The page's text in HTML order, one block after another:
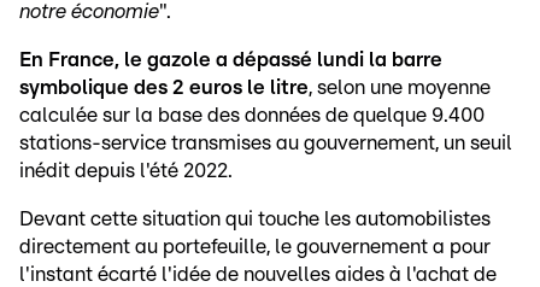
notre économie".
En France, le gazole a dépassé lundi la barre
symbolique des 2 euros le litre, selon une moyenne
calculée sur la base des données de quelque 9.400
stations-service transmises au gouvernement, un seuil
inédit depuis l'été 2022.
Devant cette situation qui touche les automobilistes
directement au portefeuille, le gouvernement a pour
l'instant écarté l'idée de nouvelles aides à l'achat de